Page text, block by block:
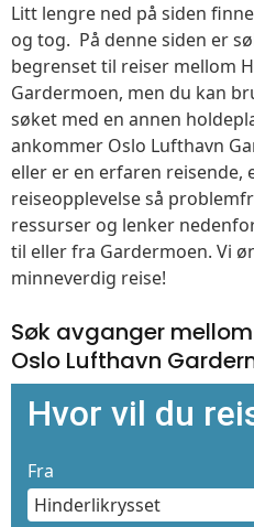
Litt lengre ned på siden
og tog. På denne siden er
begrenset til reiser mellom
Gardermoen, men du kan
søket med en annen
ankommer Oslo Lufthavn
eller er en erfaren reisende,
reiseopplevelse så
ressurser og lenker
til eller fra Gardermoen. Vi
minneverdig reise!
Søk avganger
Oslo Lufthavn
Hvor vil du
Fra